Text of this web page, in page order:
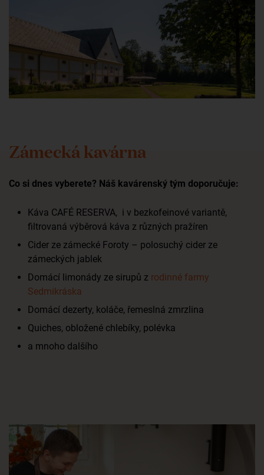
Zámecká kavárna
Co si dnes vyberete? Náš kavárenský tým doporučuje:
Káva CAFÉ RESERVA, i v bezkofeinové variantě,
filtrovaná výběrová káva z různých pražíren
Cider ze zámecké Foroty – polosuchý cider ze
zámeckých jablek
Domácí limonády ze sirupů z rodinné farmy
Sedmikráska
Domácí dezerty, koláče, řemeslná zmrzlina
Quiches, obložené chlebíky, polévka
a mnoho dalšího